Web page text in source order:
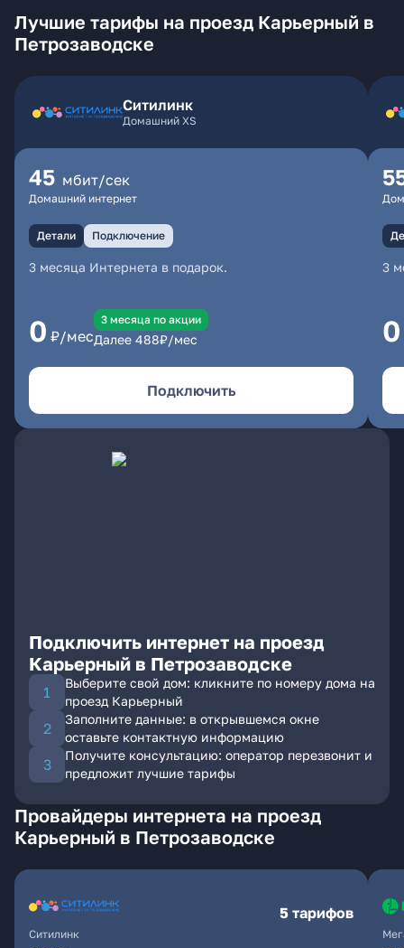
Лучшие тарифы на проезд Карьерный в
Петрозаводске
Ситилинк
Домашний XS
45 мбит/сек
Домашний интернет
Детали Подключение
3 месяца Интернета в подарок.
0 ₽/мес
3 месяцa по акции
Далее 488₽/мес
Подключить
3
0
Подключить интернет на проезд
Карьерный в Петрозаводске
Выберите свой дом: кликните по номеру дома на
проезд Карьерный
Заполните данные: в открывшемся окне
оставьте контактную информацию
Получите консультацию: оператор перезвонит и
предложит лучшие тарифы
Провайдеры интернета на проезд
Карьерный в Петрозаводске
Ситилинк
5 тарифов